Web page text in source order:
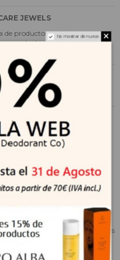
JEWELS
de productos celulares
para tratar y prevenir todos los
opacidad y
JEWELS
la piel para el
productos celulares
para tratar y prevenir todos los
Jewels incluye los bestsellers
No mostrar de nuevo